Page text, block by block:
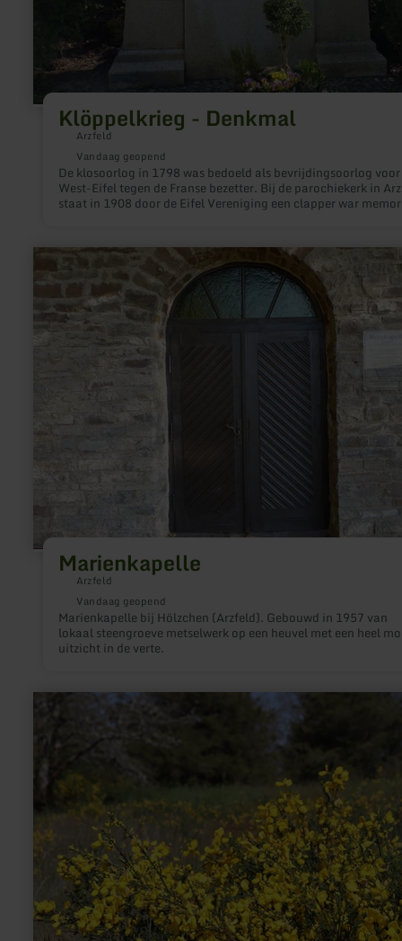
Klöppelkrieg - Denkmal
Arzfeld
Vandaag geopend
De klosoorlog in 1798 was bedoeld als bevrijdingsoorlog
West-Eifel tegen de Franse bezetter. Bij de parochiekerk in
staat in 1908 door de Eifel Vereniging een clapper war
Marienkapelle
Arzfeld
Vandaag geopend
Marienkapelle bij Hölzchen (Arzfeld). Gebouwd in 1957 van
lokaal steengroeve metselwerk op een heuvel met een heel
uitzicht in de verte.
meer
informatie
over:
Marienkapelle
Naturschutzgebiet